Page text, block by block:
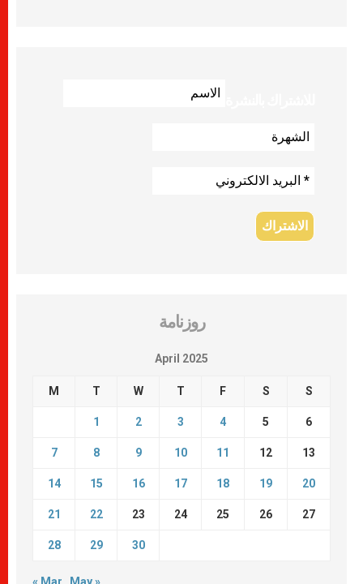
روزنامة
April 2025
M T W T F S S
1 2 3 4 5 6
7 8 9 10 11 12 13
14 15 16 17 18 19 20
21 22 23 24 25 26 27
28 29 30